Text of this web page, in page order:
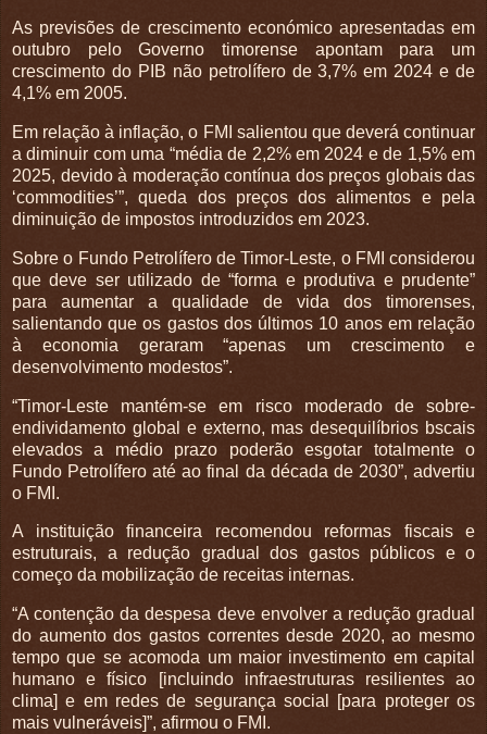
As previsões de crescimento económico apresentadas em
outubro pelo Governo timorense apontam para um
crescimento do PIB não petrolífero de 3,7% em 2024 e de
4,1% em 2005.
Em relação à inflação, o FMI salientou que deverá continuar
a diminuir com uma “média de 2,2% em 2024 e de 1,5% em
2025, devido à moderação contínua dos preços globais das
‘commodities’”, queda dos preços dos alimentos e pela
diminuição de impostos introduzidos em 2023.
Sobre o Fundo Petrolífero de Timor-Leste, o FMI considerou
que deve ser utilizado de “forma e produtiva e prudente”
para aumentar a qualidade de vida dos timorenses,
salientando que os gastos dos últimos 10 anos em relação
à economia geraram “apenas um crescimento e
desenvolvimento modestos”.
“Timor-Leste mantém-se em risco moderado de sobre-
endividamento global e externo, mas desequilíbrios bscais
elevados a médio prazo poderão esgotar totalmente o
Fundo Petrolífero até ao final da década de 2030”, advertiu
o FMI.
A instituição financeira recomendou reformas fiscais e
estruturais, a redução gradual dos gastos públicos e o
começo da mobilização de receitas internas.
“A contenção da despesa deve envolver a redução gradual
do aumento dos gastos correntes desde 2020, ao mesmo
tempo que se acomoda um maior investimento em capital
humano e físico [incluindo infraestruturas resilientes ao
clima] e em redes de segurança social [para proteger os
mais vulneráveis]”, afirmou o FMI.